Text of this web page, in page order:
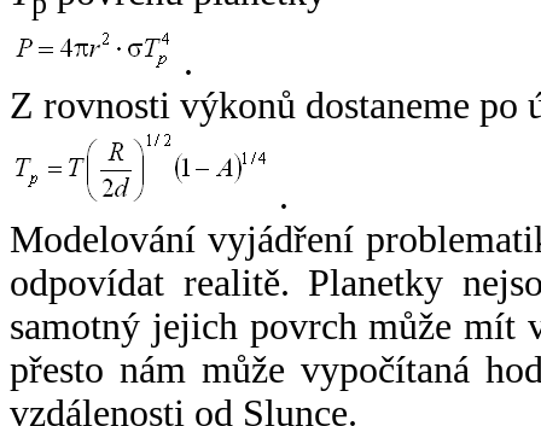
.
Z rovnosti výkonů dostaneme po
.
Modelování vyjádření
odpovídat realitě. Planetky
samotný jejich povrch může mít
přesto nám může vypočítaná
vzdálenosti od Slunce.